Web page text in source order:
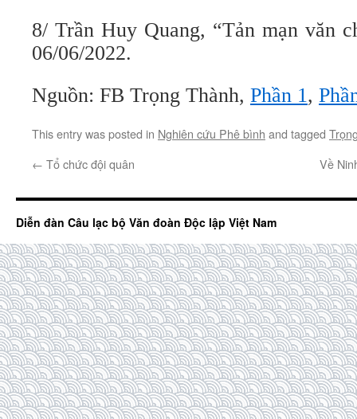
8/ Trần Huy Quang, “Tản mạn văn
06/06/2022.
Nguồn: FB Trọng Thành, Phần 1,
This entry was posted in Nghiên cứu Phê bình and tagged
← Tổ chức đội quân Về
Diễn đàn Câu lạc bộ Văn đoàn Độc lập Việt Nam